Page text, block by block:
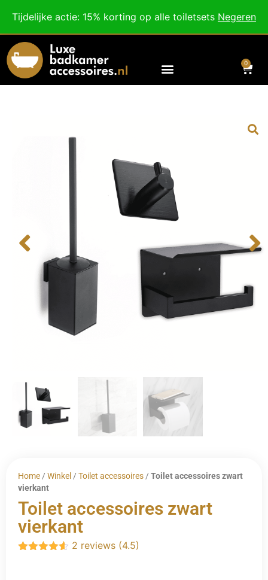
Tijdelijke actie: 15% korting op alle toiletsets Negeren
Voor 18:00 besteld, morgen in huis!
0
Home / Winkel / Toilet accessoires / Toilet accessoires zwart
vierkant
Toilet accessoires zwart
vierkant
2 reviews (4.5)